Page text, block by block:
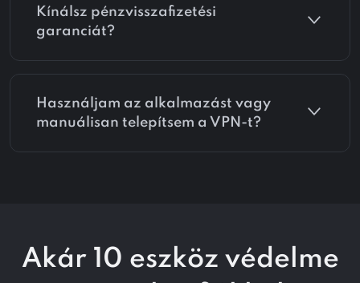
Kínálsz pénzvisszafizetési
garanciát?
Használjam az alkalmazást vagy
manuálisan telepítsem a VPN-t?
Akár 10 eszköz védelme